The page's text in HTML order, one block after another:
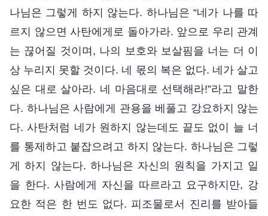
나님은 그렇게 하지 않는다. 하나님은 “네가 나를 따
르지 않으면 사탄에게로 돌아가라. 앞으로 우리 관계
는 끊어질 것이며, 나의 보호와 보살핌을 너는 더 이
상 누리지 못할 것이다. 네 몫의 복은 없다. 네가 살고
싶은 대로 살아라. 네 마음대로 선택해라!”라고 말한
다. 하나님은 사람에게 관용을 베풀고 강요하지 않는
다. 사탄처럼 네가 원하지 않는데도 끝도 없이 늘 너
를 통제하고 붙잡으려고 하지 않는다. 하나님은 그렇
게 하지 않는다. 하나님은 자신의 원칙을 가지고 일
을 한다. 사람에게 자신을 따르라고 요구하지만, 강
요한 적은 한 번도 없다. 피조물로서 진리를 받아들